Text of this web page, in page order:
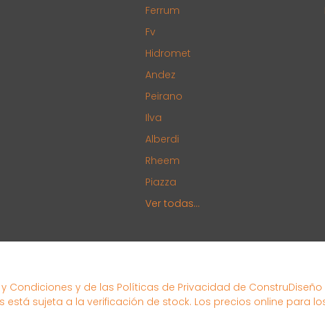
Ferrum
Fv
Hidromet
Andez
Peirano
Ilva
Alberdi
Rheem
Piazza
Ver todas...
y de las Políticas de Privacidad de ConstruDiseño
sujeta a la verificación de stock. Los precios online para